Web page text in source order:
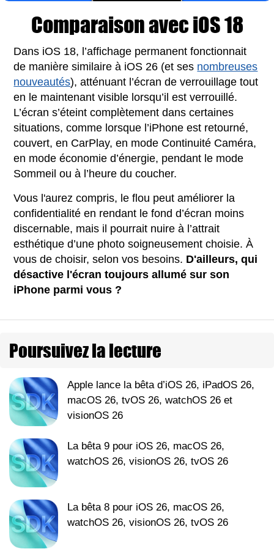
Comparaison avec iOS 18
Dans iOS 18, l’affichage permanent fonctionnait
de manière similaire à iOS 26 (et ses nombreuses
nouveautés), atténuant l’écran de verrouillage tout
en le maintenant visible lorsqu’il est verrouillé.
L’écran s’éteint complètement dans certaines
situations, comme lorsque l’iPhone est retourné,
couvert, en CarPlay, en mode Continuité Caméra,
en mode économie d’énergie, pendant le mode
Sommeil ou à l’heure du coucher.
Vous l'aurez compris, le flou peut améliorer la
confidentialité en rendant le fond d’écran moins
discernable, mais il pourrait nuire à l’attrait
esthétique d’une photo soigneusement choisie. À
vous de choisir, selon vos besoins. D'ailleurs, qui
désactive l'écran toujours allumé sur son
iPhone parmi vous ?
Poursuivez la lecture
Apple lance la bêta d’iOS 26, iPadOS 26,
macOS 26, tvOS 26, watchOS 26 et
visionOS 26
La bêta 9 pour iOS 26, macOS 26,
watchOS 26, visionOS 26, tvOS 26
La bêta 8 pour iOS 26, macOS 26,
watchOS 26, visionOS 26, tvOS 26